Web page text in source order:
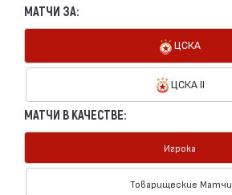
МАТЧИ ЗА:
ЦСКА
ЦСКА II
МАТЧИ В КАЧЕСТВЕ:
Игрока
Товарищеские Матчи